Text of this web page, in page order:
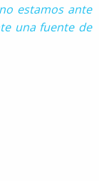
estamos ante
una fuente de